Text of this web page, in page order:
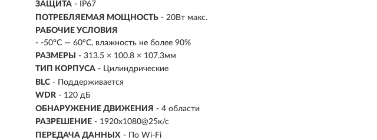
ЗАЩИТА - IP67
ПОТРЕБЛЯЕМАЯ МОЩНОСТЬ - 20Вт макс.
РАБОЧИЕ УСЛОВИЯ
- -50°С — 60°С, влажность не более 90%
РАЗМЕРЫ
- 313.5 × 100.8 × 107.3мм
ТИП КОРПУСА - Цилиндрические
BLC - Поддерживается
WDR - 120 дБ
ОБНАРУЖЕНИЕ ДВИЖЕНИЯ - 4 области
РАЗРЕШЕНИЕ - 1920х1080@25к/с
ПЕРЕДАЧА ДАННЫХ - По Wi-Fi